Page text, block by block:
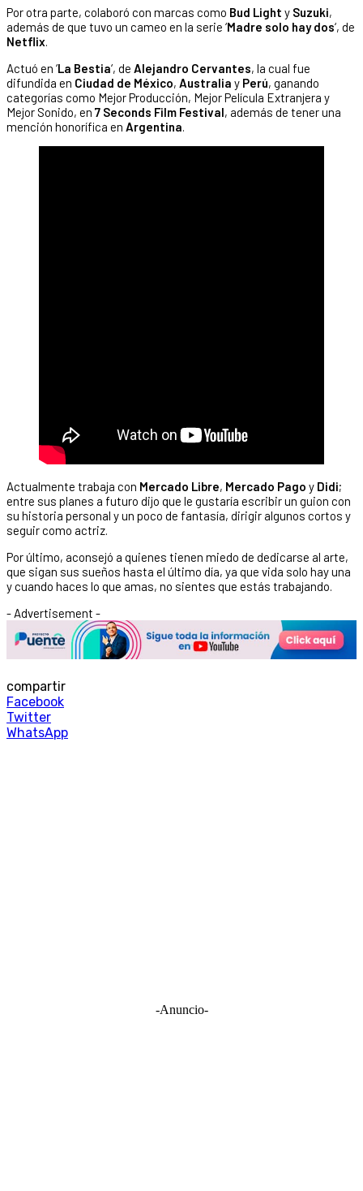
Por otra parte, colaboró con marcas como Bud Light y Suzuki,
además de que tuvo un cameo en la serie ‘Madre solo hay dos‘, de
Netflix.
Actuó en ‘La Bestia‘, de Alejandro Cervantes, la cual fue
difundida en Ciudad de México, Australia y Perú, ganando
categorías como Mejor Producción, Mejor Película Extranjera y
Mejor Sonido, en 7 Seconds Film Festival, además de tener una
mención honorífica en Argentina.
Actualmente trabaja con Mercado Libre, Mercado Pago y Didi;
entre sus planes a futuro dijo que le gustaría escribir un guion con
su historia personal y un poco de fantasía, dirigir algunos cortos y
seguir como actriz.
Por último, aconsejó a quienes tienen miedo de dedicarse al arte,
que sigan sus sueños hasta el último día, ya que vida solo hay una
y cuando haces lo que amas, no sientes que estás trabajando.
- Advertisement -
compartir
Facebook
Twitter
WhatsApp
-Anuncio-